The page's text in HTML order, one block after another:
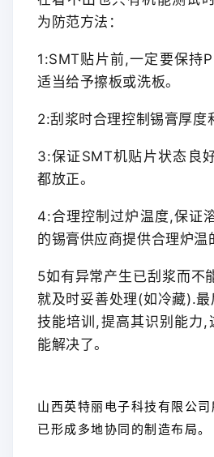
为防范方法：
1:SMT贴片前,一定要保持
适当给予擦板或洗板。
2:刮浆时合理控制锡膏厚度
3:保证SMT机贴片状态良
都放正。
4:合理控制过炉温度,保证
的锡膏供应商提供合理炉温
5如有异常产生已刮浆而不
就及时妥善处理(如冷藏).
技能培训,提高其识别能力,
能解决了。
山西英特丽电子科技有限公
已形成多地协同的制造布局。